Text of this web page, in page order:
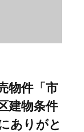
物件「市
建物条件
ありがと